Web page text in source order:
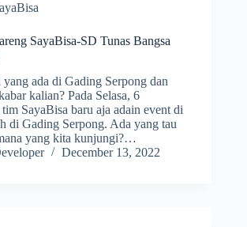
SayaBisa-SD Tunas Bangsa
ada di Gading Serpong dan
kalian? Pada Selasa, 6
SayaBisa baru aja adain event di
di Gading Serpong. Ada yang tau
yang kita kunjungi?…
December 13, 2022